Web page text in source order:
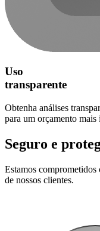
Uso
transparente
Obtenha análises
para um orçamento
Seguro e
Estamos comprometidos
de nossos clientes.